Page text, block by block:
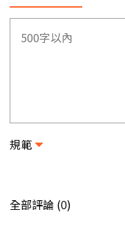
規範
全部評論 (0)